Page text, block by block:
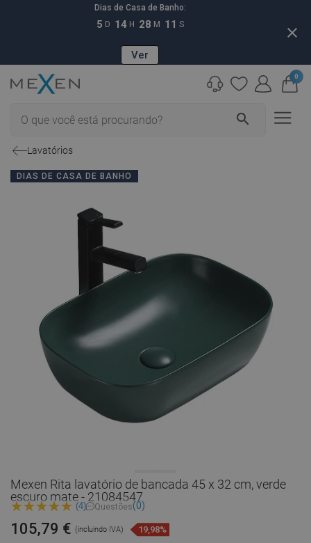
Dias de Casa de Banho:
5 D 14 H 28 M 10 S
Ver
close
search
0
Lavatórios
DIAS DE CASA DE BANHO
Mexen Rita lavatório de bancada 45 x 32 cm, verde
escuro mate - 21084547
(4) Questões(0)
105,79 € (incluindo IVA) 19,98%